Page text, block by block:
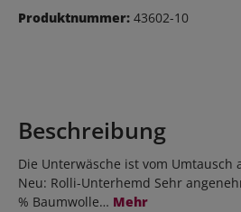
Produktnummer: 43602-10
Beschreibung
Die Unterwäsche ist vom Umtausch
Neu: Rolli-Unterhemd Sehr
% Baumwolle… Mehr